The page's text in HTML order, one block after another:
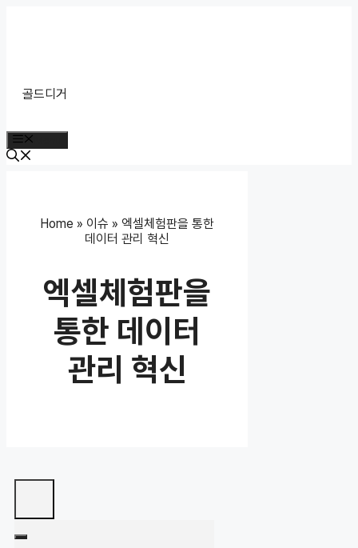
골드디거
Home » 이슈 » 엑셀체험판을 통한
데이터 관리 혁신
엑셀체험판을
통한 데이터
관리 혁신